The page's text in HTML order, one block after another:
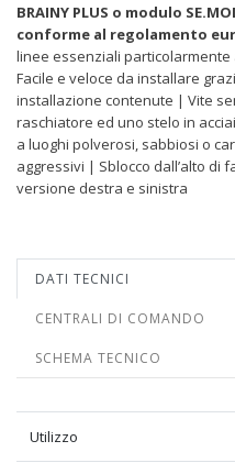
BRAINY PLUS o modulo
conforme al regolamento
linee essenziali
Facile e veloce da installare
installazione contenute | Vite
raschiatore ed uno stelo in
a luoghi polverosi, sabbiosi o
aggressivi | Sblocco dall’alto di
versione destra e sinistra
DATI TECNICI
CENTRALI DI COMANDO
SCHEMA TECNICO
Utilizzo